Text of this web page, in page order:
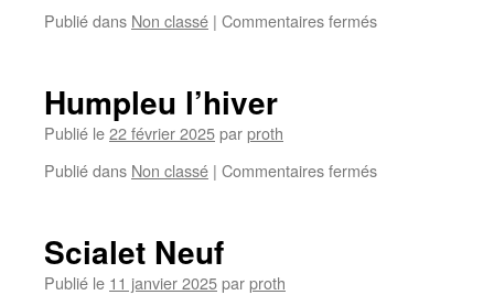
Publié dans Non classé | Commentaires ferméssur
Humpleu l’hiver
Publié le22 février 2025parproth
Publié dans Non classé | Commentaires ferméssur
Scialet Neuf
Publié le 11 janvier 2025parproth